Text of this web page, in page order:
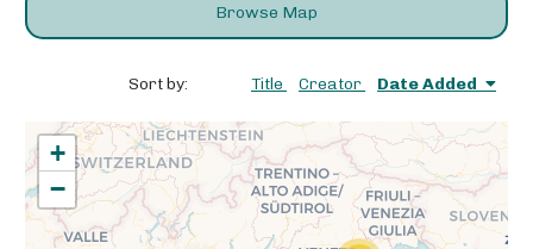
Browse Map
Sort by: Title Creator Date Added
+
−